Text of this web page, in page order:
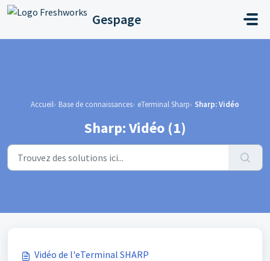
Passer au contenu principal
Gespage
Accueil Base de connaissances eTerminal Sharp Sharp: Vidéo
Sharp: Vidéo (1)
Vidéo de l'eTerminal SHARP